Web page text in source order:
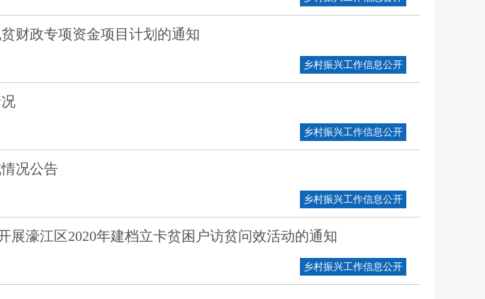
财政专项资金项目计划的通知
乡村振兴工作信息公开
乡村振兴工作信息公开
况公告
乡村振兴工作信息公开
展濠江区2020年建档立卡贫困户访贫问效活动的通知
乡村振兴工作信息公开